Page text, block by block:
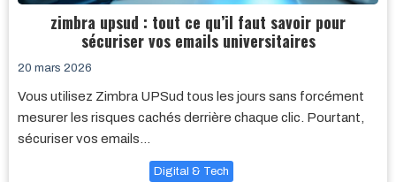
zimbra upsud : tout ce qu’il faut savoir pour
sécuriser vos emails universitaires
20 mars 2026
Vous utilisez Zimbra UPSud tous les jours sans forcément
mesurer les risques cachés derrière chaque clic. Pourtant,
sécuriser vos emails…
Digital & Tech